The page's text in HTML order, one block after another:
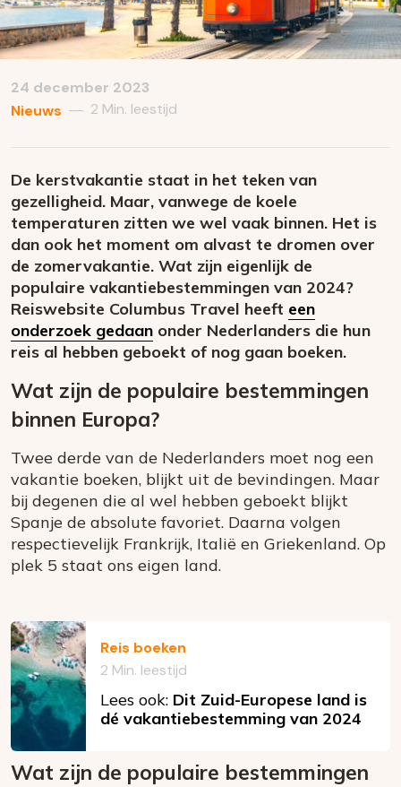
24 december 2023
Nieuws — 2 Min. leestijd
De kerstvakantie staat in het teken van
gezelligheid. Maar, vanwege de koele
temperaturen zitten we wel vaak binnen. Het is
dan ook het moment om alvast te dromen over
de zomervakantie. Wat zijn eigenlijk de
populaire vakantiebestemmingen van 2024?
Reiswebsite Columbus Travel heeft een
onderzoek gedaan onder Nederlanders die hun
reis al hebben geboekt of nog gaan boeken.
Wat zijn de populaire bestemmingen
binnen Europa?
Twee derde van de Nederlanders moet nog een
vakantie boeken, blijkt uit de bevindingen. Maar
bij degenen die al wel hebben geboekt blijkt
Spanje de absolute favoriet. Daarna volgen
respectievelijk Frankrijk, Italië en Griekenland. Op
plek 5 staat ons eigen land.
Reis boeken
2 Min. leestijd
Lees ook: Dit Zuid-Europese land is
dé vakantiebestemming van 2024
Wat zijn de populaire bestemmingen